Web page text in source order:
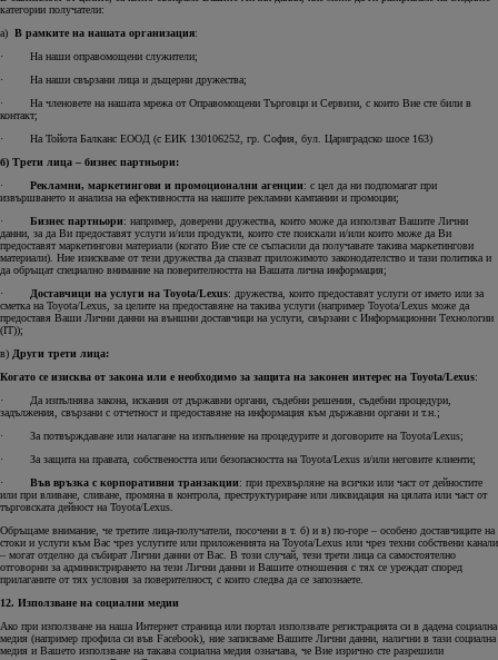
категории получатели:
a) В рамките на нашата организация:
· На наши оправомощени служители;
· На наши свързани лица и дъщерни дружества;
· На членовете на нашата мрежа от Оправомощени Търговци и Сервизи, с които Вие сте били в
контакт;
· На Тойота Балканс ЕООД (с ЕИК 130106252, гр. София, бул. Цариградско шосе 163)
б) Трети лица – бизнес партньори:
· Рекламни, маркетингови и промоционални агенции: с цел да ни подпомагат при
извършването и анализа на ефективността на нашите рекламни кампании и промоции;
· Бизнес партньори: например, доверени дружества, които може да използват Вашите Лични
данни, за да Ви предоставят услуги и/или продукти, които сте поискали и/или които може да Ви
предоставят маркетингови материали (когато Вие сте се съгласили да получавате такива маркетингови
материали). Ние изискваме от тези дружества да спазват приложимото законодателство и тази политика и
да обръщат специално внимание на поверителността на Вашата лична информация;
· Доставчици на услуги на Toyota/Lexus: дружества, които предоставят услуги от името или за
сметка на Toyota/Lexus, за целите на предоставяне на такива услуги (например Toyota/Lexus може да
предоставя Ваши Лични данни на външни доставчици на услуги, свързани с Информационни Технологии
(IT));
в) Други трети лица:
Когато се изисква от закона или е необходимо за защита на законен интерес на Toyota/Lexus:
· Да изпълнява закона, искания от държавни органи, съдебни решения, съдебни процедури,
задължения, свързани с отчетност и предоставяне на информация към държавни органи и т.н.;
· За потвърждаване или налагане на изпълнение на процедурите и договорите на Toyota/Lexus;
· За защита на правата, собствеността или безопасността на Toyota/Lexus и/или неговите клиенти;
· Във връзка с корпоративни транзакции: при прехвърляне на всички или част от дейностите
или при вливане, сливане, промяна в контрола, преструктуриране или ликвидация на цялата или част от
търговската дейност на Toyota/Lexus.
Обръщаме внимание, че третите лица-получатели, посочени в т. б) и в) по-горе – особено доставчиците на
стоки и услуги към Вас чрез услугите или приложенията на Toyota/Lexus или чрез техни собствени канали
– могат отделно да събират Лични данни от Вас. В този случай, тези трети лица са самостоятелно
отговорни за администрирането на тези Лични данни и Вашите отношения с тях се уреждат според
прилаганите от тях условия за поверителност, с които следва да се запознаете.
12. Използване на социални медии
Ако при използване на наша Интернет страница или портал използвате регистрацията си в дадена социална
медия (например профила си във Facebook), ние записваме Вашите Лични данни, налични в тази социална
медия и Вашето използване на такава социална медия означава, че Вие изрично сте разрешили